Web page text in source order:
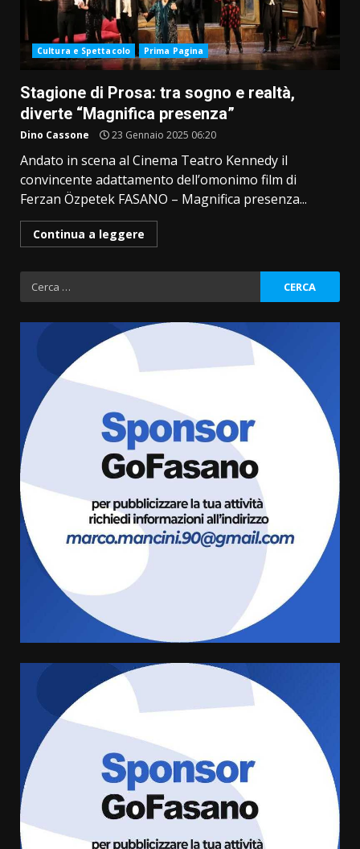
Cultura e Spettacolo Prima Pagina
Stagione di Prosa: tra sogno e realtà,
diverte “Magnifica presenza”
Dino Cassone 23 Gennaio 2025 06:20
Andato in scena al Cinema Teatro Kennedy il
convincente adattamento dell’omonimo film di
Ferzan Özpetek FASANO – Magnifica presenza...
Continua a leggere
Ricerca
per:
Fasanese ferito a colpi di arma
da fuoco
6 Agosto 2026 18:13
Carta d’identità: continua il piano
di aperture straordinarie del
Comune di Fasano
cittadina di Fratelli d’Italia,
pronta a tornare in Consiglio
comunale
6 Agosto 2026 08:00
Cura dei beni comuni e
cittadinanza attiva: online
l’avviso per la gestione
condivisa della Villetta di
Laureto